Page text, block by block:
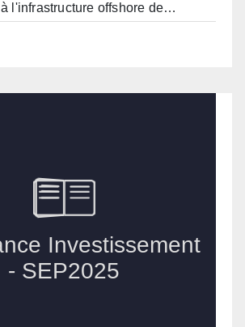
à l'infrastructure offshore de…